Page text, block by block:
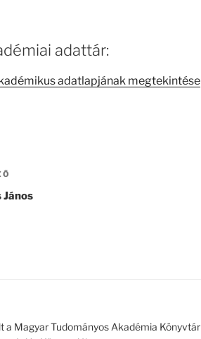
adattár:
adatlapjának megtekintése
János
a Magyar Tudományos Akadémia Könyvtár